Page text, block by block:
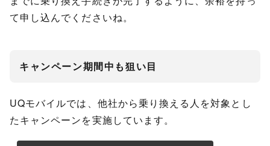
て申し込んでくださいね。
キャンペーン期間中も狙い目
UQモバイルでは、他社から乗り換える人を対象とし
たキャンペーンを実施しています。